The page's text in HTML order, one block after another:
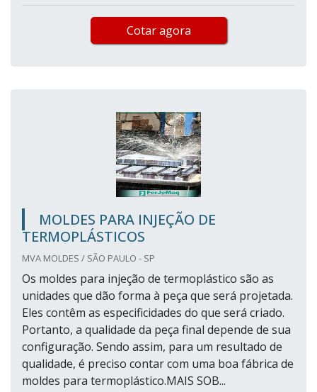
Cotar agora
MOLDES PARA INJEÇÃO DE
TERMOPLÁSTICOS
MVA MOLDES / SÃO PAULO - SP
Os moldes para injeção de termoplástico são as
unidades que dão forma à peça que será projetada.
Eles contêm as especificidades do que será criado.
Portanto, a qualidade da peça final depende de sua
configuração. Sendo assim, para um resultado de
qualidade, é preciso contar com uma boa fábrica de
moldes para termoplástico.MAIS SOB...